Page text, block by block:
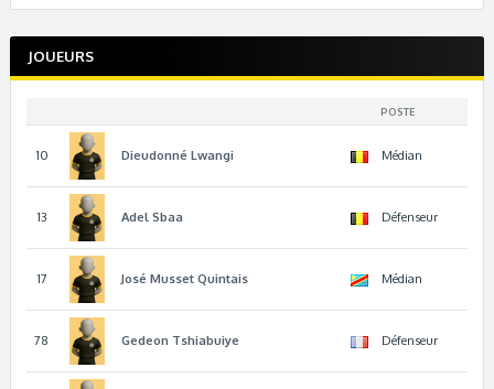
JOUEURS
POSTE
10 Dieudonné Lwangi Médian
13 Adel Sbaa Défenseur
17 José Musset Quintais Médian
78 Gedeon Tshiabuiye Défenseur